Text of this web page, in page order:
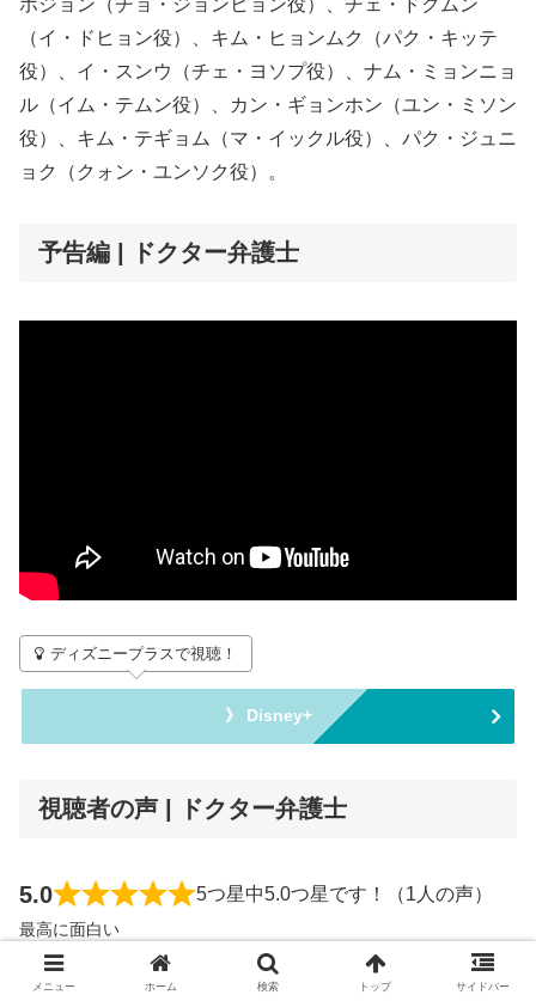
ホジョン（チョ・ジョンヒョン役）、チェ・ドクムン
（イ・ドヒョン役）、キム・ヒョンムク（パク・キッテ
役）、イ・スンウ（チェ・ヨソプ役）、ナム・ミョンニョ
ル（イム・テムン役）、カン・ギョンホン（ユン・ミソン
役）、キム・テギョム（マ・イックル役）、パク・ジュニ
ョク（クォン・ユンソク役）。
予告編 | ドクター弁護士
ディズニープラスで視聴！
》 Disney+
視聴者の声 | ドクター弁護士
5.0 5つ星中5.0つ星です！（1人の声）
最高に面白い
メニュー ホーム 検索 トップ サイドバー